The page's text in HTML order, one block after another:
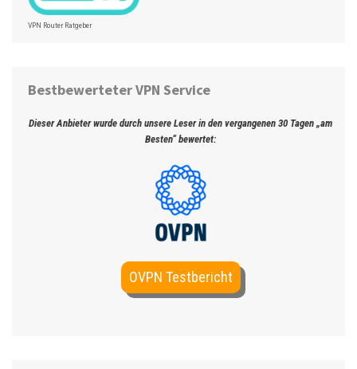
VPN Router Ratgeber
Bestbewerteter VPN Service
Dieser Anbieter wurde durch unsere Leser in den vergangenen 30 Tagen „am
Besten“ bewertet:
OVPN Testbericht